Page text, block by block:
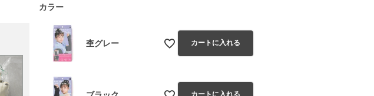
カラー
杢グレー カートに入れる